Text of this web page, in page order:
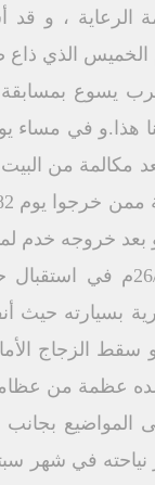
الرعاية ، و
الخميس الذي ذاع
يسوع
مكالمة من البيت
خروجه خدم
في شتى كنائس مصر و ذلك لأسباب خارج أرادته إلى أن
لمدينة الاسكندرية
الزجاج
جسده عظمة من
و حوالى 346 عظة مسجلة في
في شهر